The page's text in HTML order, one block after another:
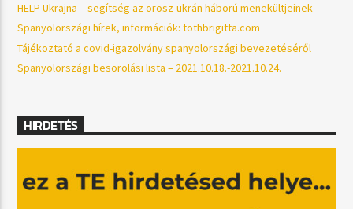
HELP Ukrajna – segítség az orosz-ukrán háború menekültjeinek
Spanyolországi hírek, információk: tothbrigitta.com
Tájékoztató a covid-igazolvány spanyolországi bevezetéséről
Spanyolországi besorolási lista – 2021.10.18.-2021.10.24.
HIRDETÉS